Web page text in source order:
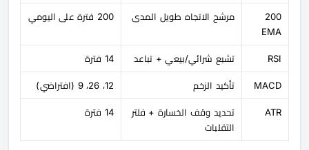
200
EMA
مرشح الاتجاه طويل المدى 200 فترة على اليومي
RSI تشبع شرائي/بيعي + تباعد 14 فترة
MACD تأكيد الزخم 12، 26، 9 (افتراضي)
ATR
تحديد وقف الخسارة + فلتر
التقلبات
14 فترة